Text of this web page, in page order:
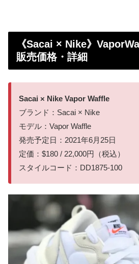
《Sacai × Nike》
販売価格・詳細
Sacai × Nike Vapor Waffle
ブランド：Sacai × Nike
モデル：Vapor Waffle
発売予定日：2021年6月25日
定価：$180 / 22,000円（税込）
スタイルコード：DD1875-100